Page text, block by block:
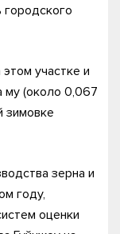
городского
участке и
му (около 0,067
зимовке
зерна и
году,
оценки